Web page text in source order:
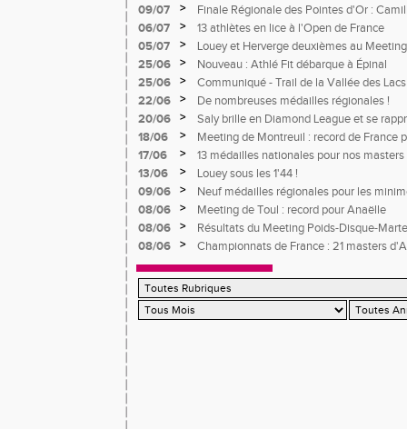
09/07
>
Finale Régionale des Pointes d'Or :
06/07
>
13 athlètes en lice à l'Open de France
05/07
>
Louey et Herverge deuxièmes au
25/06
>
Nouveau : Athlé Fit débarque à Épinal
25/06
>
Communiqué - Trail de la Vallée des Lacs
22/06
>
De nombreuses médailles régionales !
20/06
>
Saly brille en Diamond League et se
Herverge à toute vitesse à Montgeron
18/06 >
Meeting de Montreuil : record de France
s'impose
17/06 >
13 médailles nationales pour nos masters
13/06
>
Louey sous les 1'44 !
09/06
>
Neuf médailles régionales pour les
08/06
>
Meeting de Toul : record pour Anaëlle
08/06
>
Résultats du Meeting Poids-Disque-
08/06
> Championnats de France : 21 masters